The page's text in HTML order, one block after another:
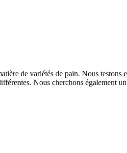
de variétés de pain. Nous testons
Nous cherchons également